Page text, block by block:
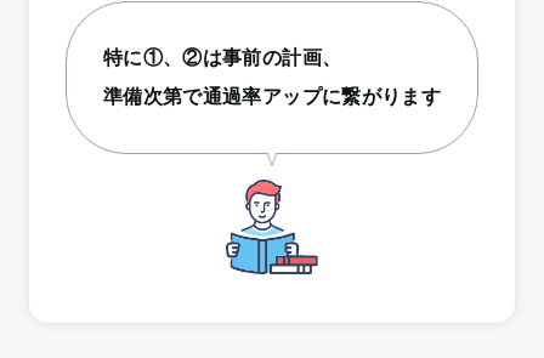
特に①、②は事前の計画、
準備次第で通過率アップに繋がります